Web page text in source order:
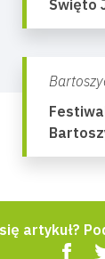
Święto
artykuł?